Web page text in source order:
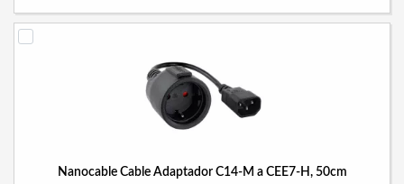
Nanocable Cable Adaptador C14-M a CEE7-H, 50cm